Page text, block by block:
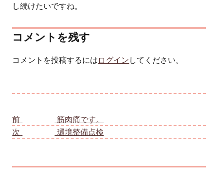
し続けたいですね。
コメントを残す
コメントを投稿するには ログイン してください。
前
筋肉痛です。
次
環境整備点検